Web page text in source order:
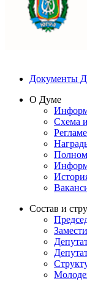
Документы
О Думе
Схема
Состав и